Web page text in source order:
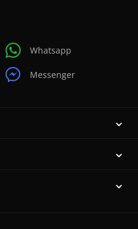
Whatsapp
Messenger